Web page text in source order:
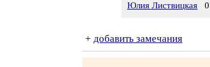
Юлия Листвицкая
+ добавить замечания